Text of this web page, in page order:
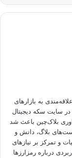
به بازارهای
سایت سکه دیجیتال
بلاک‌چین باعث شد
بلاگ، دانش و
و تمرکز بر نیازهای
درباره رمزارزها